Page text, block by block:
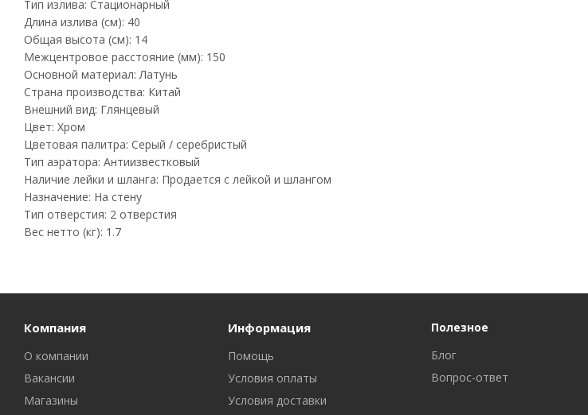
Тип излива: Стационарный
Длина излива (см): 40
Общая высота (см): 14
Межцентровое расстояние (мм): 150
Основной материал: Латунь
Страна производства: Китай
Внешний вид: Глянцевый
Цвет: Хром
Цветовая палитра: Серый / серебристый
Тип аэратора: Антиизвестковый
Наличие лейки и шланга: Продается с лейкой и шлангом
Назначение: На стену
Тип отверстия: 2 отверстия
Вес нетто (кг): 1.7
Компания
О компании
Вакансии
Магазины
Информация
Помощь
Условия оплаты
Условия доставки
Полезное
Блог
Вопрос-ответ